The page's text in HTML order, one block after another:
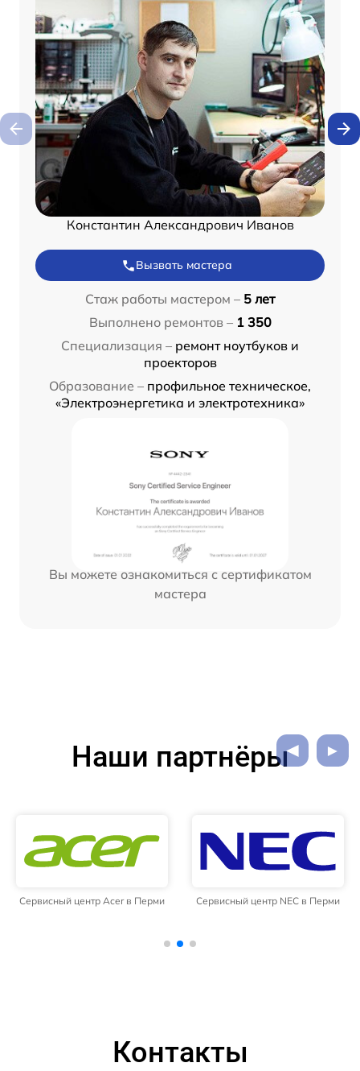
Константин Александрович Иванов
Вызвать мастера
Стаж работы мастером – 5 лет
Выполнено ремонтов – 1 350
Специализация – ремонт ноутбуков и
проекторов
Образование – профильное техническое,
«Электроэнергетика и электротехника»
Вы можете ознакомиться с сертификатом
мастера
Наши партнёры
Сервисный центр Acer в Перми Сервисный центр NEC в Перми
Контакты